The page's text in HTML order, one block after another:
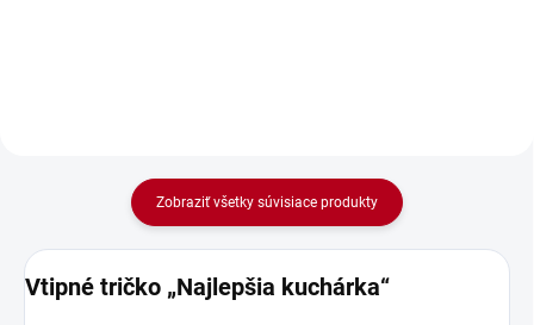
Zobraziť všetky súvisiace produkty
Vtipné tričko „Najlepšia kuchárka“